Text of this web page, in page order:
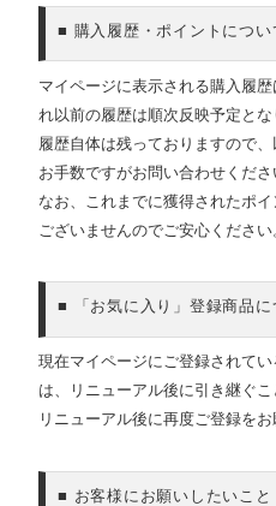
■ 購入履歴・ポイントについ
マイページに表示される購入履
れ以前の履歴は順次反映予定とな
履歴自体は残っておりますので
お手数ですがお問い合わせくださ
なお、これまでに獲得されたポ
ございませんのでご安心ください
■ 「お気に入り」登録商品に
現在マイページにご登録されて
は、リニューアル後に引き継ぐ
リニューアル後に再度ご登録をお
■ お客様にお願いしたいこと